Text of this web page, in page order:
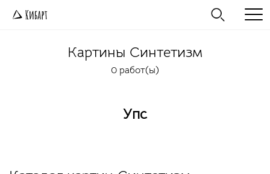
Картины Синтетизм
0 работ(ы)
Упс